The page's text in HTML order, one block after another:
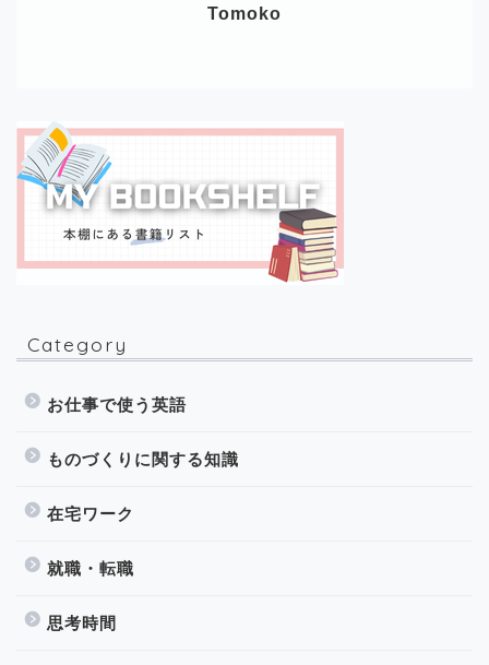
Tomoko
Category
お仕事で使う英語
ものづくりに関する知識
在宅ワーク
就職・転職
思考時間